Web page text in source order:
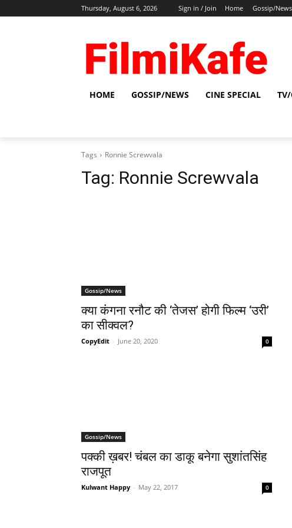
Thursday, August 6, 2026 Sign in / Join Home Gossip/News
HOME GOSSIP/NEWS CINE SPECIAL
Tags Ronnie Screwvala
Tag: Ronnie Screwvala
Gossip/News
क्‍या कंगना रनौट की ‘तेजस’ होगी फिल्‍म ‘उरी’
का सीक्‍वल?
CopyEdit - June 20, 2020 0
Gossip/News
पक्‍की ख़बर! चंबल का डाकू बनेगा सुशांतसिंह
राजपूत
Kulwant Happy - May 22, 2017 0